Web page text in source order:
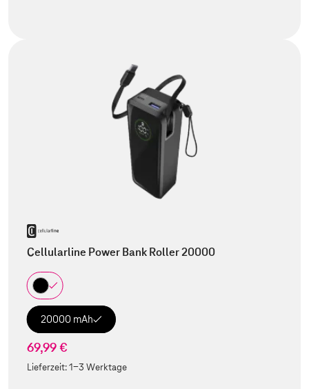
Cellularline Power Bank Roller 20000
20000 mAh
69,99 €
Lieferzeit:1-3 Werktage